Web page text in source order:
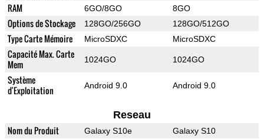
RAM 6GO/8GO 8GO
Options de Stockage 128GO/256GO 128GO/512GO
Type Carte Mémoire MicroSDXC MicroSDXC
Capacité Max. Carte
Mem
1024GO 1024GO
Système
d'Exploitation
Android 9.0 Android 9.0
Reseau
Nom du Produit Galaxy S10e Galaxy S10